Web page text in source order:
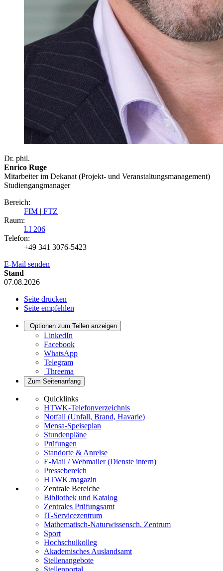
Dr. phil.
Enrico Ruge
Mitarbeiter im Dekanat (Projekt- und Veranstaltungsmanagement)
Studiengangmanager
Bereich:
FIM | FTZ
Raum:
LI 206
Telefon:
+49 341 3076-5423
E-Mail senden
Stand
07.08.2026
Seite drucken
Seite empfehlen
Optionen zum Teilen anzeigen
LinkedIn
Facebook
WhatsApp
Telegram
Threema
Zum Seitenanfang
Quicklinks
HTWK-Telefonverzeichnis
Notfall (Unfall, Brand, Havarie)
Mensa-Speiseplan
Stundenpläne
Prüfungen
Standorte & Anreise
E-Mail / Webmailer (Dienste intern)
Pressebereich
HTWK.magazin
Zentrale Bereiche
Bibliothek und Katalog
Zentrales Prüfungsamt
IT-Servicezentrum
Mathematisch-Naturwissensch. Zentrum
Sport
Hochschulkolleg
Akademisches Auslandsamt
Stellenangebote
Stellenportal